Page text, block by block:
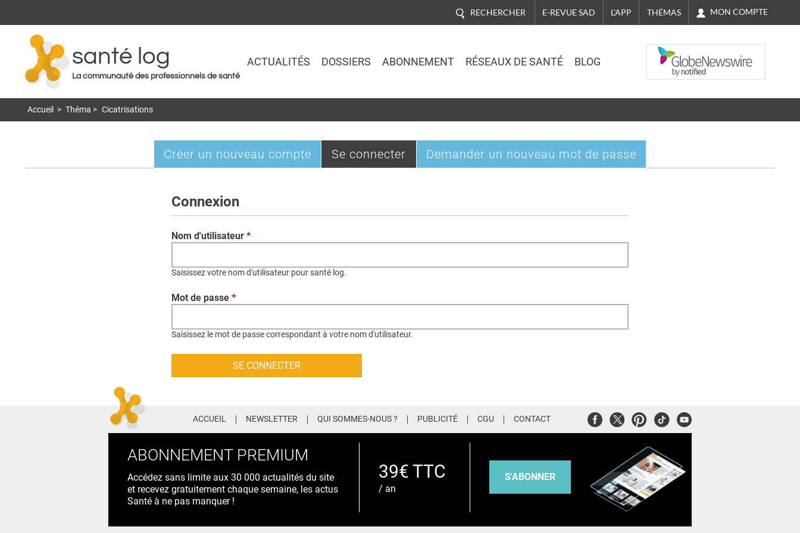
RECHERCHER E-REVUE SAD L'APP THÉMAS MON COMPTE
santé log
La communauté des professionnels de santé
ACTUALITÉS DOSSIERS ABONNEMENT RÉSEAUX DE SANTÉ BLOG
NASDAQ
Accueil > Théma > Cicatrisations
Onglets
Créer un nouveau compte Se connecter (onglet
actif)
Demander un nouveau mot de passe
Connexion
Nom d'utilisateur *
Saisissez votre nom d'utilisateur pour santé log.
Mot de passe *
Saisissez le mot de passe correspondant à votre nom d'utilisateur.
ACCUEIL NEWSLETTER QUI SOMMES-NOUS ? PUBLICITÉ CGU CONTACT FacebookTwitterPinterest
TiktokYoutube
ABONNEMENT PREMIUM
Accédez sans limite aux 30 000 actualités du site
et recevez gratuitement chaque semaine, les actus
Santé à ne pas manquer !
39€ TTC
/ an
S'ABONNER